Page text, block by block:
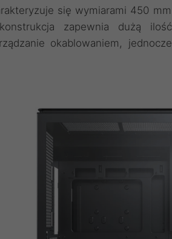
się wymiarami 450
zapewnia dużą
okablowaniem,